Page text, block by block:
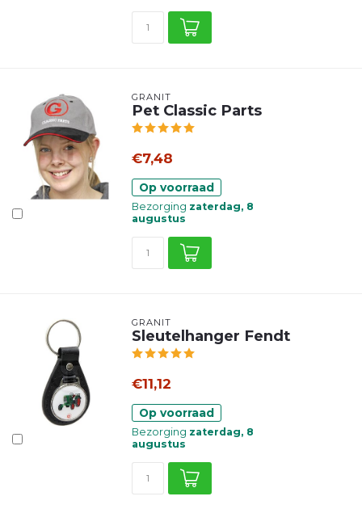
GRANIT
Pet Classic Parts
€7,48
Op voorraad
Bezorging zaterdag, 8
augustus
GRANIT
Sleutelhanger Fendt
€11,12
Op voorraad
Bezorging zaterdag, 8
augustus